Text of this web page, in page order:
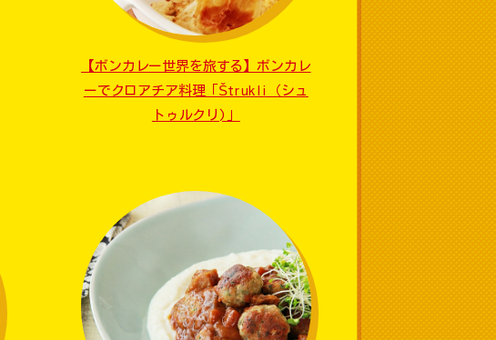
【ボンカレー世界を旅する】ボンカレ
ーでクロアチア料理「Štrukli（シュ
トゥルクリ)」